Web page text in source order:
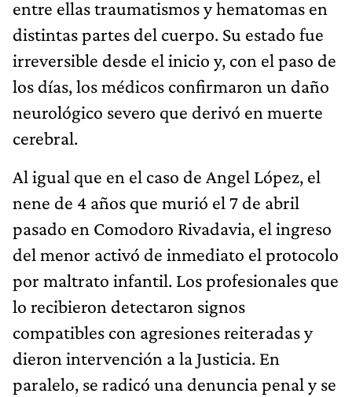
entre ellas traumatismos y hematomas en
distintas partes del cuerpo. Su estado fue
irreversible desde el inicio y, con el paso de
los días, los médicos confirmaron un daño
neurológico severo que derivó en muerte
cerebral.
Al igual que en el caso de Angel López, el
nene de 4 años que murió el 7 de abril
pasado en Comodoro Rivadavia, el ingreso
del menor activó de inmediato el protocolo
por maltrato infantil. Los profesionales que
lo recibieron detectaron signos
compatibles con agresiones reiteradas y
dieron intervención a la Justicia. En
paralelo, se radicó una denuncia penal y se